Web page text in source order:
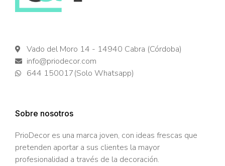
Vado del Moro 14 - 14940 Cabra (Córdoba)
info@priodecor.com
644 150017(Solo Whatsapp)
Sobre nosotros
PrioDecor es una marca joven, con ideas frescas que
pretenden aportar a sus clientes la mayor
profesionalidad a través de la decoración.